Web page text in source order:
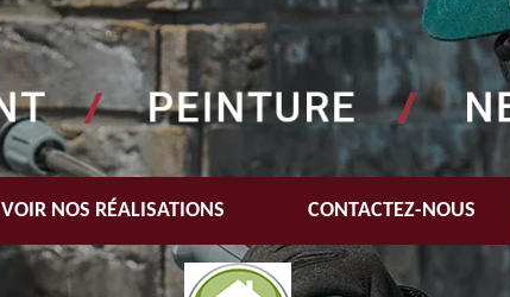
VOIR NOS RÉALISATIONS CONTACTEZ-NOUS